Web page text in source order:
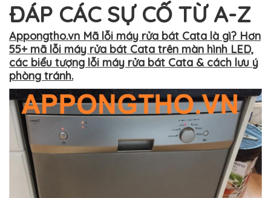
ĐÁP CÁC SỰ CỐ TỪ A-Z
Appongtho.vn Mã lỗi máy rửa bát Cata là gì? Hơn
55+ mã lỗi máy rửa bát Cata trên màn hình LED,
các biểu tượng lỗi máy rửa bát Cata & cách lưu ý
phòng tránh.